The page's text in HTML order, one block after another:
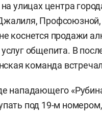
улицах центра
Профсоюзной,
коснется продажи
общепита. В
команда
нападающего
под 19-м